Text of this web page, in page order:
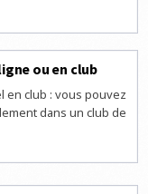
ou en club
en club : vous pouvez
dans un club de